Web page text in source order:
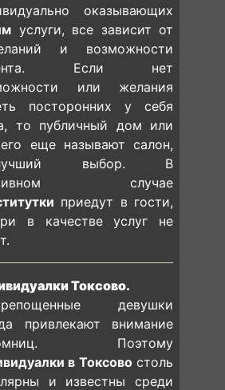
оказывающих
услуги, все зависит от
и возможности
Если нет
или желания
посторонних у себя
то публичный дом или
еще называют салон,
выбор. В
случае
приедут в гости,
в качестве услуг не
Токсово.
девушки
привлекают внимание
Поэтому
в Токсовостоль
и известны среди